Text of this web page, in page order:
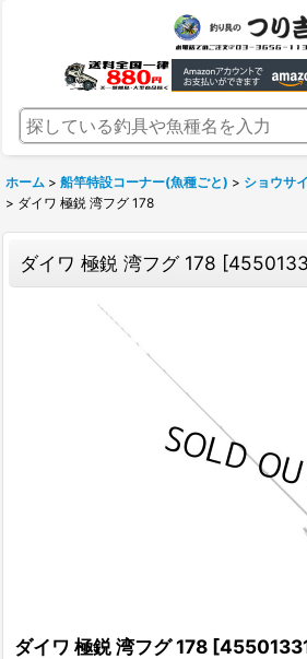
ホーム > 船竿特設コーナー(魚種ごと) > ショウサ
> ダイワ 極鋭 湾フグ 178
ダイワ 極鋭 湾フグ 178 [
ダイワ 極鋭 湾フグ 178 [